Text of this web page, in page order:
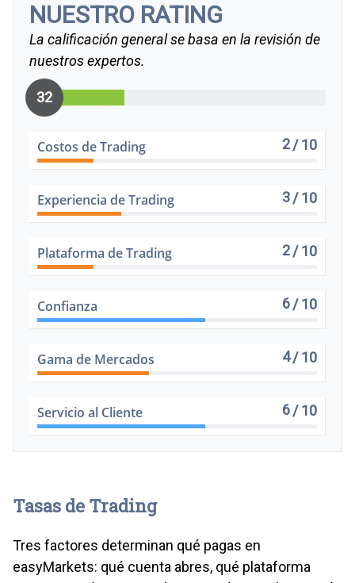
NUESTRO RATING
La calificación general se basa en la revisión de
nuestros expertos.
32
Costos de Trading 2/ 10
Experiencia de Trading 3/ 10
Plataforma de Trading 2/ 10
Confianza 6/ 10
Gama de Mercados 4/ 10
Servicio al Cliente 6/ 10
Tasas de Trading
Tres factores determinan qué pagas en
easyMarkets: qué cuenta abres, qué plataforma